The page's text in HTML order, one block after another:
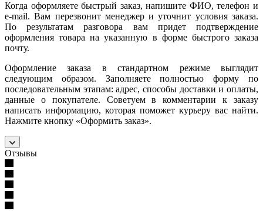
Когда оформляете быстрый заказ, напишите ФИО, телефон и
e-mail. Вам перезвонит менеджер и уточнит условия заказа.
По результатам разговора вам придет подтверждение
оформления товара на указанную в форме быстрого заказа
почту.
Оформление заказа в стандартном режиме выглядит
следующим образом. Заполняете полностью форму по
последовательным этапам: адрес, способы доставки и оплаты,
данные о покупателе. Советуем в комментарии к заказу
написать информацию, которая поможет курьеру вас найти.
Нажмите кнопку «Оформить заказ».
Отзывы